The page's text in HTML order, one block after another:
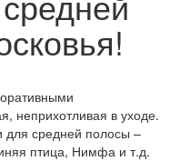
неприхотливая в уходе.
для средней полосы –
птица, Нимфа и т.д.